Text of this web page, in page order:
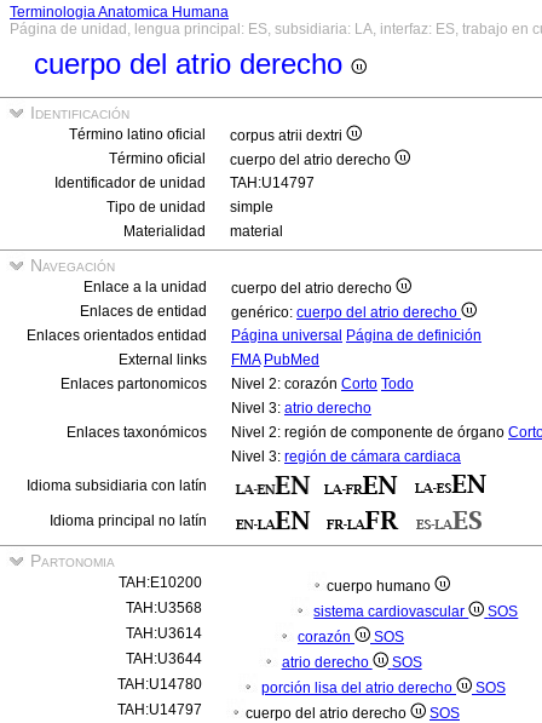
Terminologia Anatomica Humana
Página de unidad, lengua principal: ES, subsidiaria: LA, interfaz: ES, trabajo en
cuerpo del atrio derecho
Identificación
Término latino oficial
corpus atrii dextri
Término oficial
cuerpo del atrio derecho
Identificador de unidad
TAH:U14797
Tipo de unidad
simple
Materialidad
material
Navegación
Enlace a la unidad
cuerpo del atrio derecho
Enlaces de entidad
genérico: cuerpo del atrio derecho
Enlaces orientados entidad
Página universal Página de definición
External links
FMA PubMed
Enlaces partonomicos
Nivel 2: corazón Corto Todo
Nivel 3: atrio derecho
Enlaces taxonómicos
Nivel 2: región de componente de órgano
Nivel 3: región de cámara cardiaca
Idioma subsidiaria con latín
Idioma principal no latín
Partonomia
TAH:E10200
cuerpo humano
TAH:U3568
sistema cardiovascular
SOS
TAH:U3614
corazón
SOS
TAH:U3644
atrio derecho
SOS
TAH:U14780
porción lisa del atrio derecho
SOS
TAH:U14797
cuerpo del atrio derecho SOS